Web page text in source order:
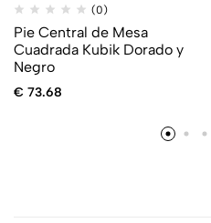
(0)
Pie Central de Mesa
Cuadrada Kubik Dorado y
Negro
€ 73.68